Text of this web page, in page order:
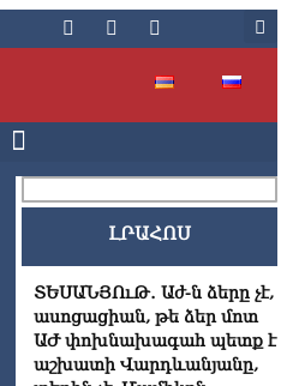
ԼՐԱՀՈՍ
ՏԵՍԱՆՅՈւԹ․ Աժ-ն ձերը չէ,
ասոցացիան, թե ձեր մոտ
ԱԺ փոխնախագահ պետք է
աշխատի Վարդևանյանը,